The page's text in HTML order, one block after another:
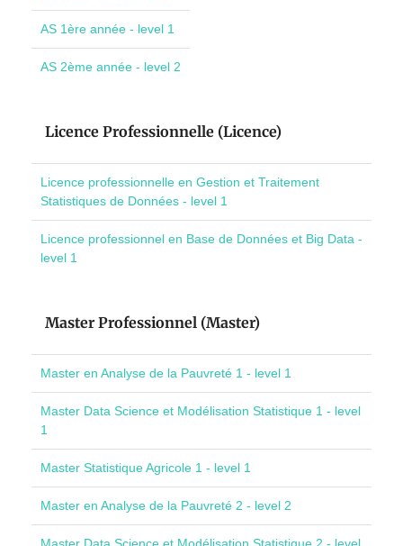
AS 1ère année - level 1
AS 2ème année - level 2
Licence Professionnelle (Licence)
Licence professionnelle en Gestion et Traitement
Statistiques de Données - level 1
Licence professionnel en Base de Données et Big Data -
level 1
Master Professionnel (Master)
Master en Analyse de la Pauvreté 1 - level 1
Master Data Science et Modélisation Statistique 1 - level
1
Master Statistique Agricole 1 - level 1
Master en Analyse de la Pauvreté 2 - level 2